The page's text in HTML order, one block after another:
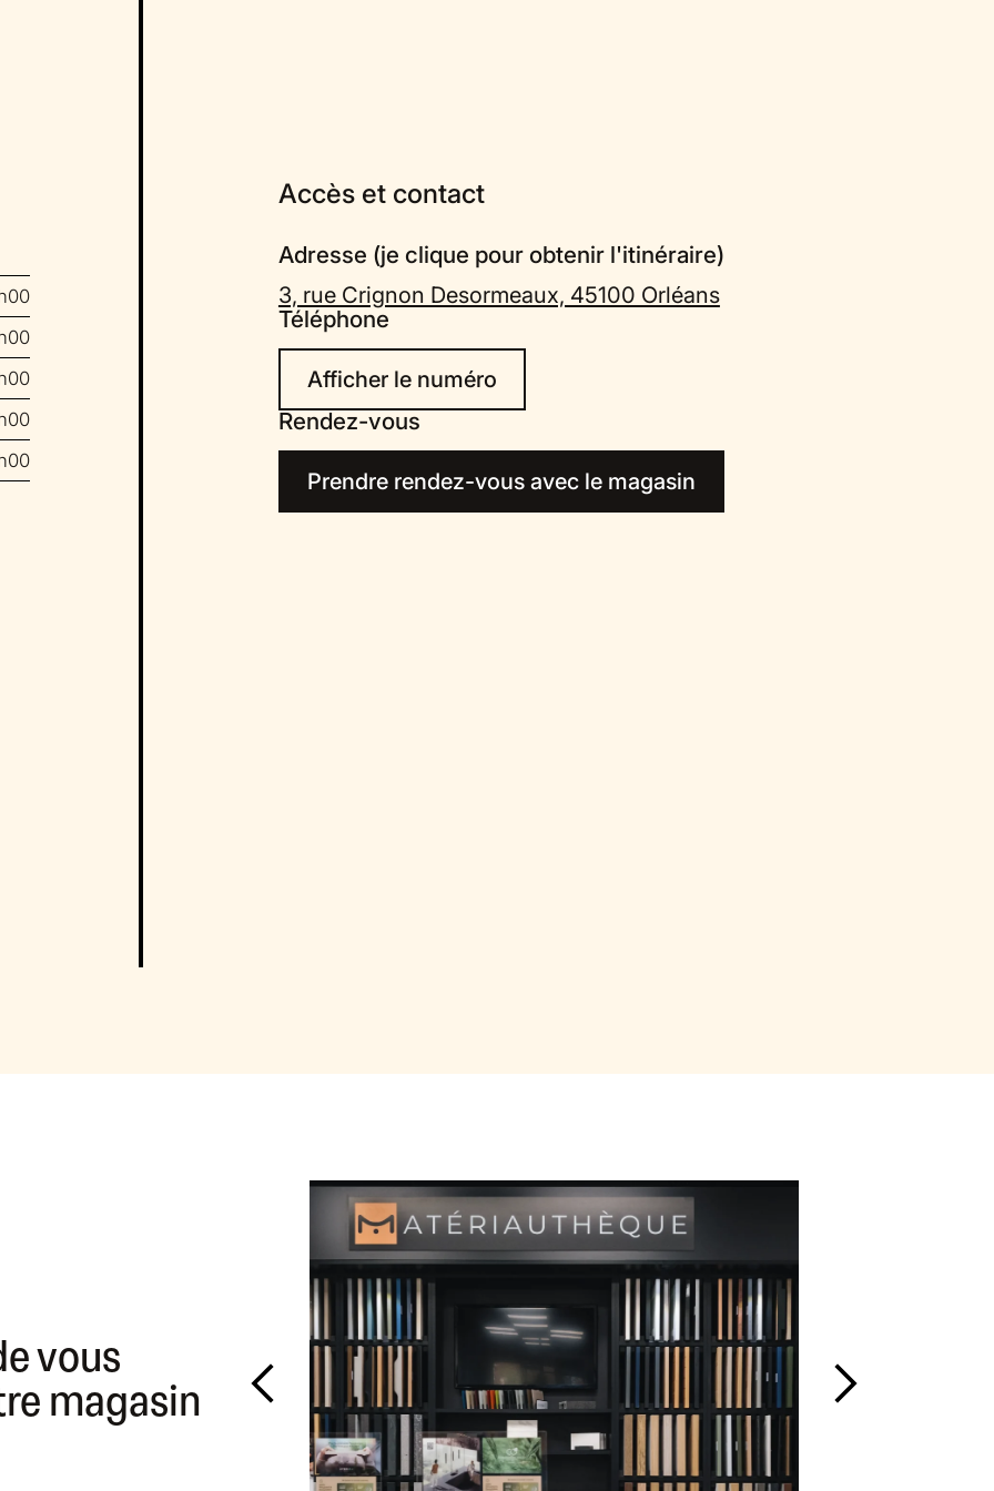
Accès et contact
Adresse (je clique pour obtenir l'itinéraire)
3, rue Crignon Desormeaux, 45100 Orléans
Téléphone
Afficher le numéro
Rendez-vous
Prendre rendez-vous avec le magasin
vous
magasin